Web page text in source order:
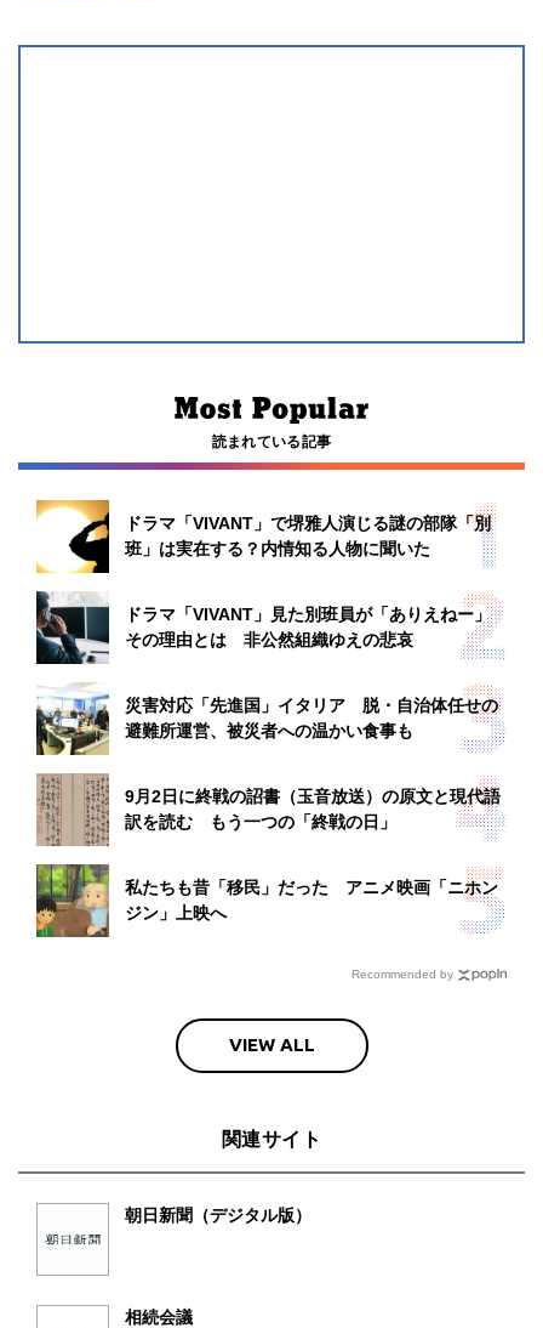
読まれている記事
ドラマ「VIVANT」で堺雅人演じる謎の部隊「別
班」は実在する？内情知る人物に聞いた
ドラマ「VIVANT」見た別班員が「ありえねー」
その理由とは 非公然組織ゆえの悲哀
災害対応「先進国」イタリア 脱・自治体任せの
避難所運営、被災者への温かい食事も
9月2日に終戦の詔書（玉音放送）の原文と現代語
訳を読む もう一つの「終戦の日」
私たちも昔「移民」だった アニメ映画「ニホン
ジン」上映へ
Recommended by
VIEW ALL
関連サイト
朝日新聞（デジタル版）
相続会議